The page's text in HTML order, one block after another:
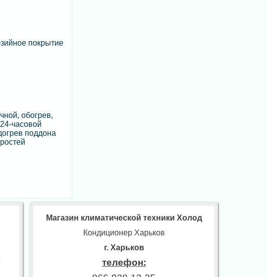
покрытие
обогрев,
часовой
поддона
Магазин климатической техники Холод
Кондиционер Харьков
г. Харьков
телефон: